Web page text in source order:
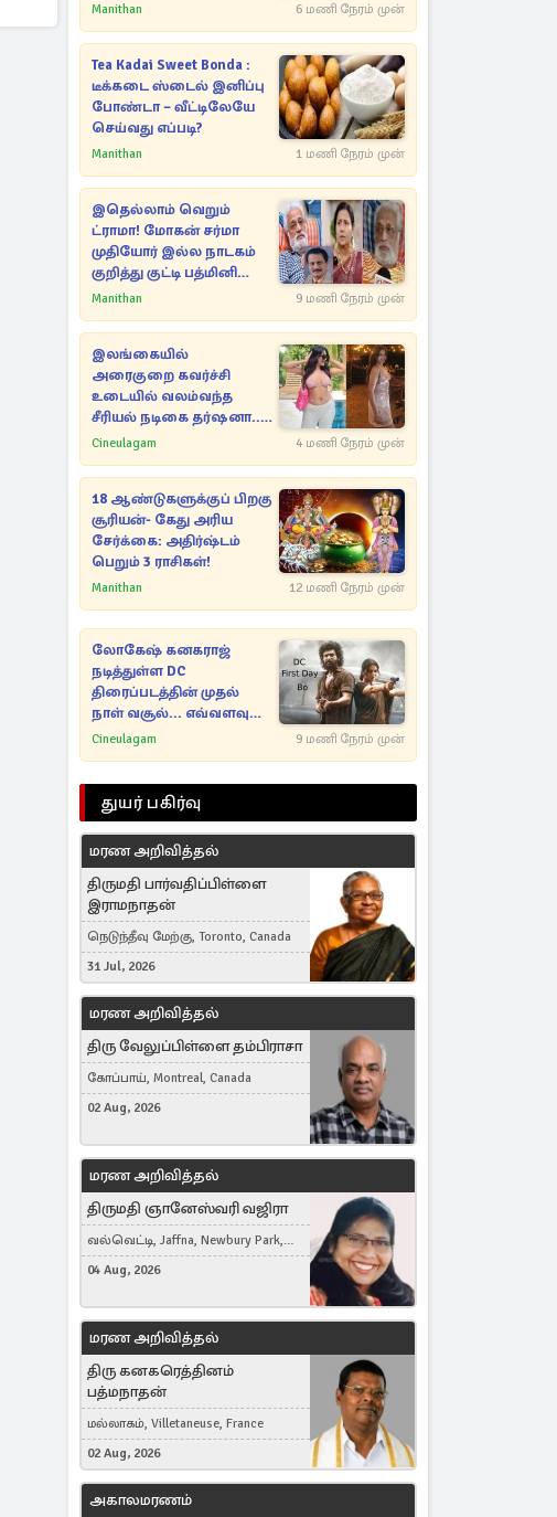
Manithan 6 மணி நேரம் முன்
Tea Kadai Sweet Bonda :
டீக்கடை ஸ்டைல் இனிப்பு
போண்டா – வீட்டிலேயே
செய்வது எப்படி?
Manithan 1 மணி நேரம் முன்
இதெல்லாம் வெறும்
ட்ராமா! மோகன் சர்மா
முதியோர் இல்ல நாடகம்
குறித்து குட்டி பத்மினி
பரபரப்பு பேட்டி
Manithan 9 மணி நேரம் முன்
இலங்கையில்
அரைகுறை கவர்ச்சி
உடையில் வலம்வந்த
சீரியல் நடிகை தர்ஷனா...
அவரே வெளியிட்ட
Cineulagam 4 மணி நேரம் முன்
18 ஆண்டுகளுக்குப் பிறகு
சூரியன்- கேது அரிய
சேர்க்கை: அதிர்ஷ்டம்
பெறும் 3 ராசிகள்!
Manithan 12 மணி நேரம் முன்
லோகேஷ் கனகராஜ்
நடித்துள்ள DC
திரைப்படத்தின் முதல்
நாள் வசூல்... எவ்வளவு
தெரியுமா?
Cineulagam 9 மணி நேரம் முன்
துயர் பகிர்வு
மரண அறிவித்தல்
திருமதி பார்வதிப்பிள்ளை
இராமநாதன்
நெடுந்தீவு மேற்கு, Toronto, Canada
31 Jul, 2026
மரண அறிவித்தல்
திரு வேலுப்பிள்ளை தம்பிராசா
கோப்பாய், Montreal, Canada
02 Aug, 2026
மரண அறிவித்தல்
திருமதி ஞானேஸ்வரி வஜிரா
வல்வெட்டி, Jaffna, Newbury Park,
United Kingdom
04 Aug, 2026
மரண அறிவித்தல்
திரு கனகரெத்தினம்
பத்மநாதன்
மல்லாகம், Villetaneuse, France
02 Aug, 2026
அகாலமரணம்